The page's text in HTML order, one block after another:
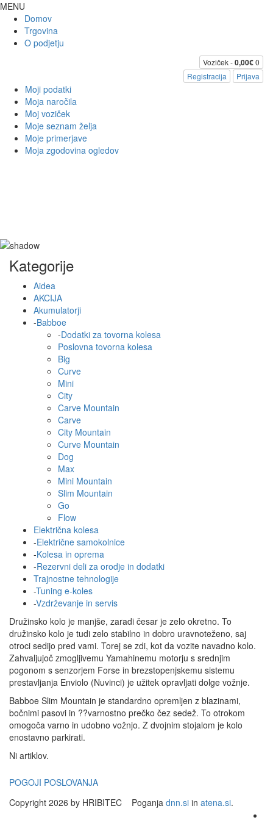
MENU
Domov
Trgovina
O podjetju
Voziček -0,00€0
Registracija
Prijava
Moji podatki
Moja naročila
Moj voziček
Moje seznam želja
Moje primerjave
Moja zgodovina ogledov
Kategorije
Aidea
AKCIJA
Akumulatorji
-Babboe
-Dodatki za tovorna kolesa
Poslovna tovorna kolesa
Big
Curve
Mini
City
Carve Mountain
Carve
City Mountain
Curve Mountain
Dog
Max
Mini Mountain
Slim Mountain
Go
Flow
Električna kolesa
-Električne samokolnice
-Kolesa in oprema
-Rezervni deli za orodje in dodatki
Trajnostne tehnologije
-Tuning e-koles
-Vzdrževanje in servis
Družinsko kolo je manjše, zaradi česar je zelo okretno. To
družinsko kolo je tudi zelo stabilno in dobro uravnoteženo, saj
otroci sedijo pred vami. Torej se zdi, kot da vozite navadno kolo.
Zahvaljujoč zmogljivemu Yamahinemu motorju s srednjim
pogonom s senzorjem Forse in brezstopenjskemu sistemu
prestavljanja Enviolo (Nuvinci) je užitek opravljati dolge vožnje.
Babboe Slim Mountain je standardno opremljen z blazinami,
bočnimi pasovi in ??varnostno prečko čez sedež. To otrokom
omogoča varno in udobno vožnjo. Z dvojnim stojalom je kolo
enostavno parkirati.
Ni artiklov.
POGOJI POSLOVANJA
Copyright 2026 by HRIBITEC Poganja dnn.si in atena.si.